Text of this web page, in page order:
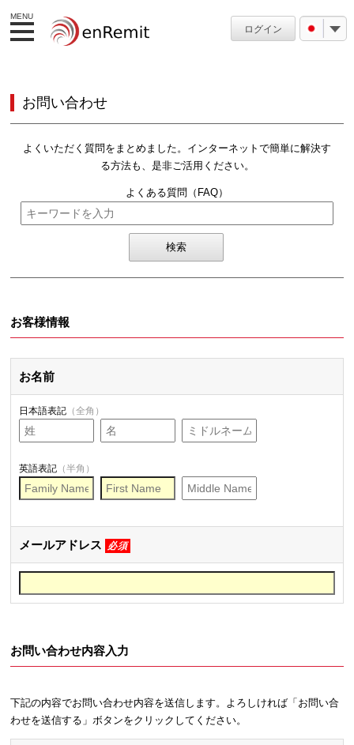
MENU
ログイン
お問い合わせ
よくいただく質問をまとめました。インターネットで簡単に解決す
る方法も、是非ご活用ください。
よくある質問（FAQ）
お客様情報
お名前
日本語表記 （全角）
英語表記 （半角）
メールアドレス 必須
お問い合わせ内容入力
下記の内容でお問い合わせ内容を送信します。よろしければ「お問い合
わせを送信する」ボタンをクリックしてください。